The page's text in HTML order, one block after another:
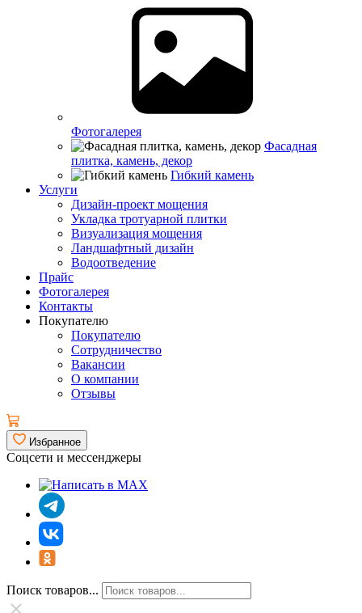
Фотогалерея
Фасадная
плитка, камень, декор
Гибкий камень
Услуги
Дизайн-проект мощения
Укладка тротуарной плитки
Визуализация мощения
Ландшафтный дизайн
Водоотведение
Прайс
Фотогалерея
Контакты
Покупателю
Покупателю
Сотрудничество
Вакансии
О компании
Отзывы
Избранное
Соцсети и мессенджеры
Поиск товаров...